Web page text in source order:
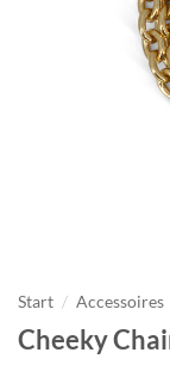
Start / Accessoires
Cheeky